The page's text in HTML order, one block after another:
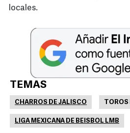
locales.
TEMAS
CHARROS DE JALISCO
LIGA MEXICANA DE BEISBOL LMB